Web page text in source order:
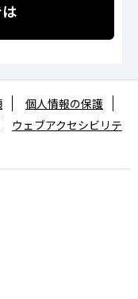
個人情報の保護
ウェブアクセシビリテ